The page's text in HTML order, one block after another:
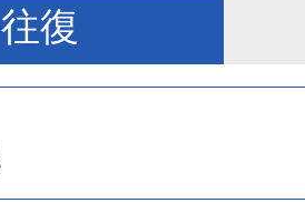
往復